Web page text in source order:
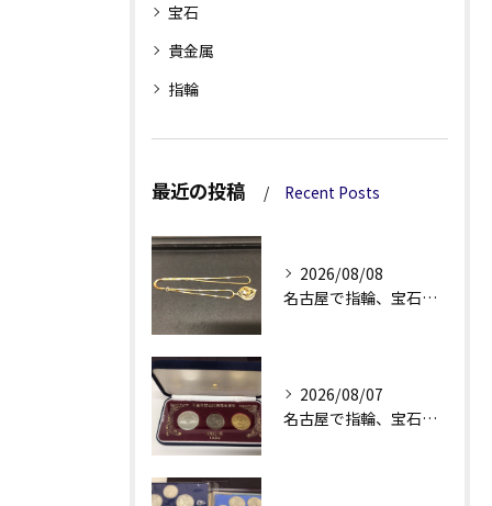
宝石
貴金属
指輪
最近の投稿 Recent Posts
2026/08/08
名古屋で指輪、宝石買取なら当店で！！。
2026/08/07
名古屋で指輪、宝石買取なら当店で！！。